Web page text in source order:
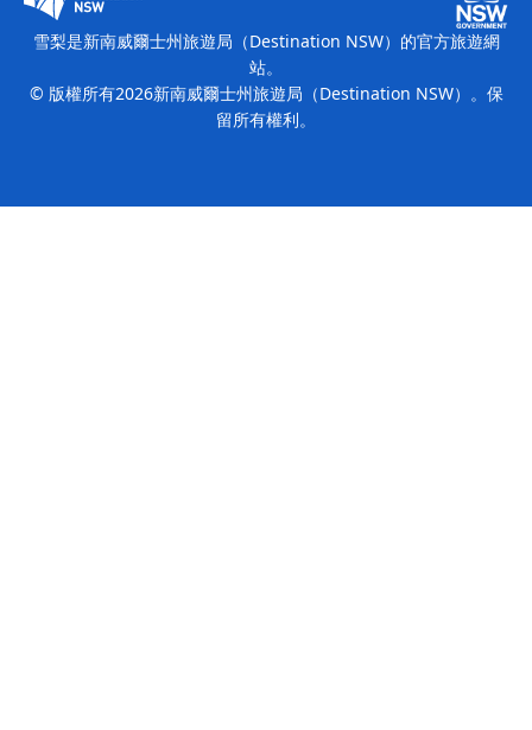
繽紛雪梨燈光音樂節
雪梨是新南威爾士州旅遊局（Destination NSW）的官方旅遊網
站。
© 版權所有2026新南威爾士州旅遊局（Destination NSW）。保
留所有權利。